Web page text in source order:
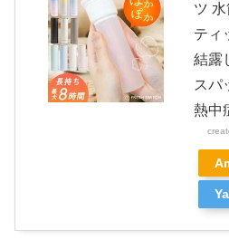
ツ
ティ
結露
スパ
熱中